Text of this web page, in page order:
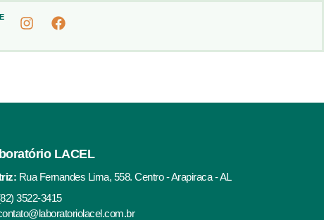
LACEL
Rua Fernandes Lima, 558. Centro - Arapiraca - AL
3522-3415